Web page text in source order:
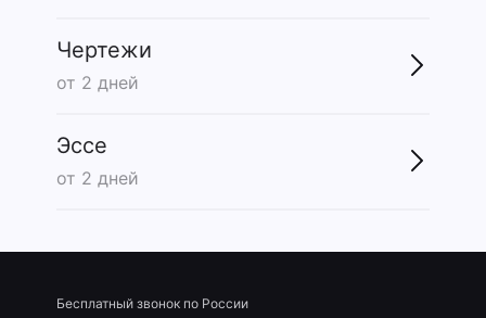
Чертежи
от 2 дней
Эссе
от 2 дней
Бесплатный звонок по России